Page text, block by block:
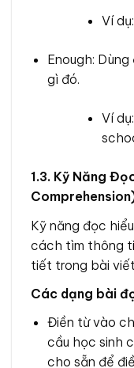
Ví
Enough:
gì đó.
Ví
1.3. Kỹ Năng
Kỹ năng đọc
cách tìm thông
tiết trong bài
Các dạng bài
Điền từ vào
cầu học sinh
cho sẵn để